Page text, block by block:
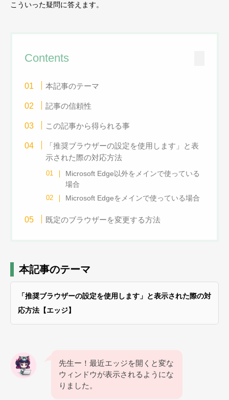
こういった疑問に答えます。
Contents
本記事のテーマ
記事の信頼性
この記事から得られる事
「推奨ブラウザーの設定を使用します」と表
示された際の対応方法
Microsoft Edge以外をメインで使っている
場合
Microsoft Edgeをメインで使っている場合
既定のブラウザーを変更する方法
本記事のテーマ
「推奨ブラウザーの設定を使用します」と表示された際の対
応方法【エッジ】
先生ー！最近エッジを開くと変な
ウィンドウが表示されるようにな
りました。